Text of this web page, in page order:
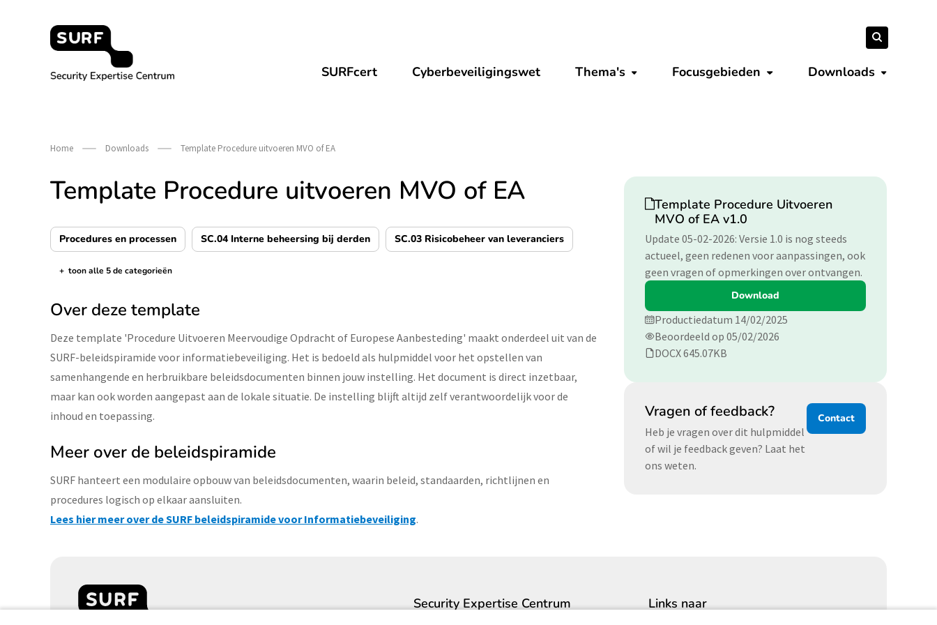
Security Expertise Centrum – by SURF
Zoeken
naar:Zoeken
SURFcert Cyberbeveiligingswet Thema's Submenu tonen
Focusgebieden Submenu tonen
Downloads
Home Downloads Template Procedure uitvoeren MVO of EA
Template Procedure uitvoeren MVO of EA
Procedures en processen SC.04 Interne beheersing bij derden SC.03 Risicobeheer van leveranciers
de categorieën tonen/verbergen
+ toon alle 5 de categorieën
Over deze template
Deze template 'Procedure Uitvoeren Meervoudige Opdracht of Europese Aanbesteding' maakt onderdeel uit van de
SURF-beleidspiramide voor informatiebeveiliging. Het is bedoeld als hulpmiddel voor het opstellen van
samenhangende en herbruikbare beleidsdocumenten binnen jouw instelling. Het document is direct inzetbaar,
maar kan ook worden aangepast aan de lokale situatie. De instelling blijft altijd zelf verantwoordelijk voor de
inhoud en toepassing.
Meer over de beleidspiramide
SURF hanteert een modulaire opbouw van beleidsdocumenten, waarin beleid, standaarden, richtlijnen en
procedures logisch op elkaar aansluiten.
Lees hier meer over de SURF beleidspiramide voor Informatiebeveiliging.
Download
Template Procedure Uitvoeren
MVO of EA v1.0
Update 05-02-2026: Versie 1.0 is nog steeds
actueel, geen redenen voor aanpassingen, ook
geen vragen of opmerkingen over ontvangen.
Download
Productiedatum 14/02/2025
Beoordeeld op 05/02/2026
DOCX 645.07KB
Vragen of feedback?
Heb je vragen over dit hulpmiddel
of wil je feedback geven? Laat het
ons weten.
Contact
Security Expertise Centrum Links naar